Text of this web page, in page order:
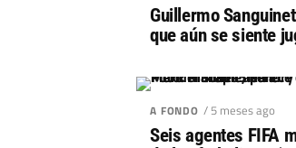
Guillermo
que aún se siente
A FONDO / 5 meses ago
Seis agentes FIFA